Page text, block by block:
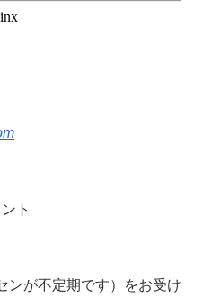
ト
ンが不定期です）をお受け